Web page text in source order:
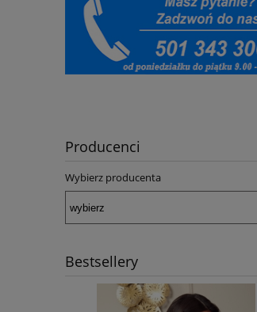
Producenci
Wybierz producenta
Bestsellery